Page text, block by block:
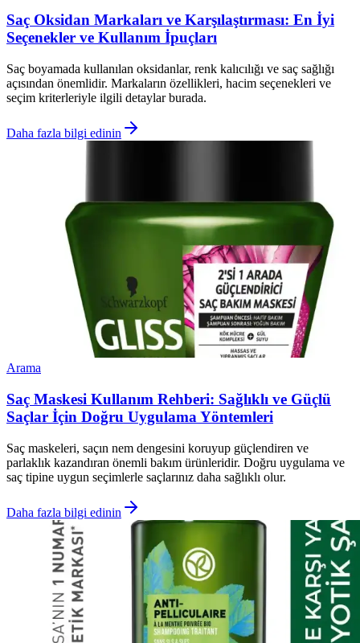
Saç Oksidan Markaları ve Karşılaştırması: En İyi
Seçenekler ve Kullanım İpuçları
Saç boyamada kullanılan oksidanlar, renk kalıcılığı ve saç sağlığı
açısından önemlidir. Markaların özellikleri, hacim seçenekleri ve
seçim kriterleriyle ilgili detaylar burada.
Daha fazla bilgi edinin
Arama
Saç Maskesi Kullanım Rehberi: Sağlıklı ve Güçlü
Saçlar İçin Doğru Uygulama Yöntemleri
Saç maskeleri, saçın nem dengesini koruyup güçlendiren ve
parlaklık kazandıran önemli bakım ürünleridir. Doğru uygulama ve
saç tipine uygun seçimlerle saçlarınız daha sağlıklı olur.
Daha fazla bilgi edinin